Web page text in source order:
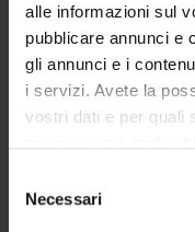
alle informazioni sul
pubblicare annunci e
gli annunci e i
i servizi. Avete la
vostri dati e per quali
modificare o
momento dalla
delNecessari
Open Day, incontro